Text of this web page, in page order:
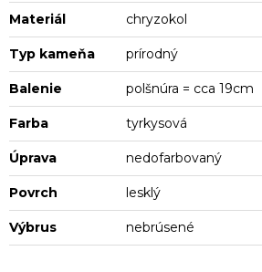
Materiál chryzokol
Typ kameňa prírodný
Balenie polšnúra = cca 19cm
Farba tyrkysová
Úprava nedofarbovaný
Povrch lesklý
Výbrus nebrúsené